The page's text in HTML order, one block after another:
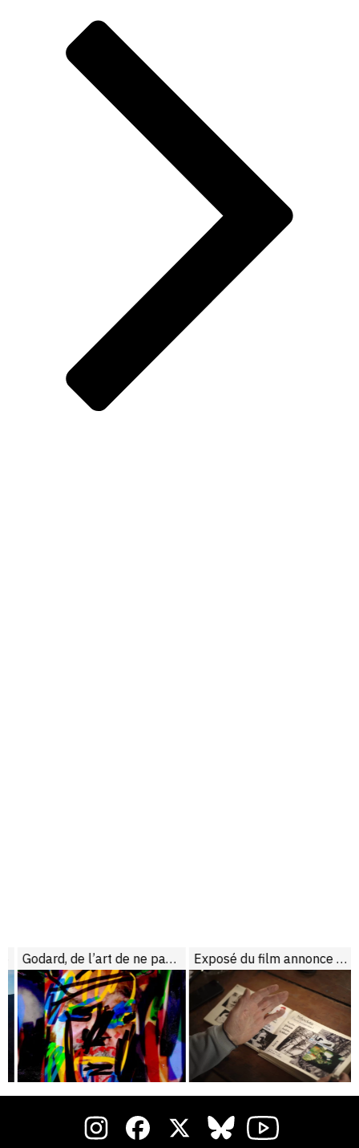
Godard, de l’art de ne pas conclure Exposé du film annonce du film “Scénario”